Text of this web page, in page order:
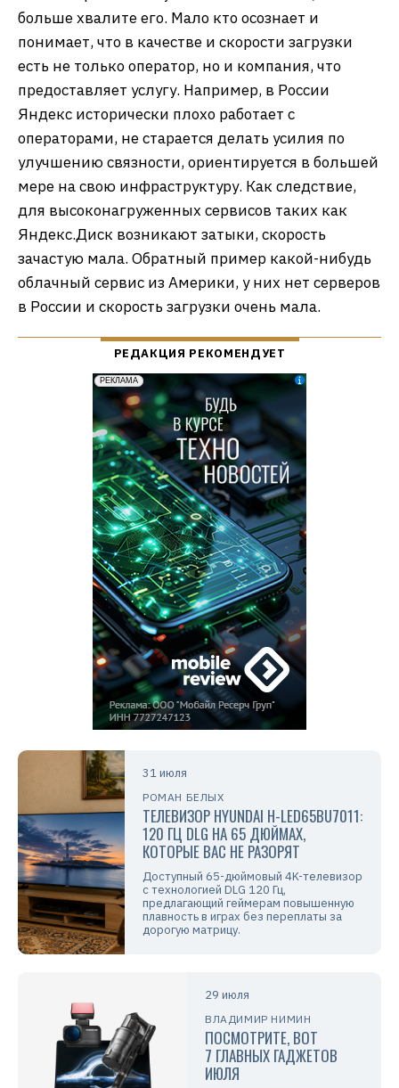
больше хвалите его. Мало кто осознает и
понимает, что в качестве и скорости загрузки
есть не только оператор, но и компания, что
предоставляет услугу. Например, в России
Яндекс исторически плохо работает с
операторами, не старается делать усилия по
улучшению связности, ориентируется в большей
мере на свою инфраструктуру. Как следствие,
для высоконагруженных сервисов таких как
Яндекс.Диск возникают затыки, скорость
зачастую мала. Обратный пример какой-нибудь
облачный сервис из Америки, у них нет серверов
в России и скорость загрузки очень мала.
31 июля
РОМАН БЕЛЫХ
ТЕЛЕВИЗОР HYUNDAI H-LED65BU7011:
120 ГЦ DLG НА 65 ДЮЙМАХ,
КОТОРЫЕ ВАС НЕ РАЗОРЯТ
Доступный 65-дюймовый 4K-телевизор
с технологией DLG 120 Гц,
предлагающий геймерам повышенную
плавность в играх без переплаты за
дорогую матрицу.
29 июля
ВЛАДИМИР НИМИН
ПОСМОТРИТЕ, ВОТ
7 ГЛАВНЫХ ГАДЖЕТОВ
ИЮЛЯ